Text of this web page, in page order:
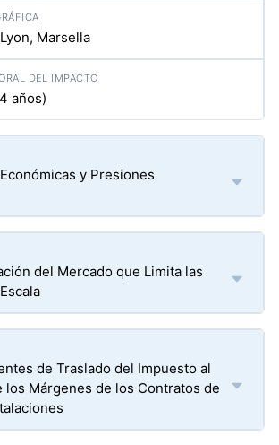
Marsella
años)
y Presiones
del Mercado que Limita las
de Traslado del Impuesto al
los Márgenes de los Contratos de